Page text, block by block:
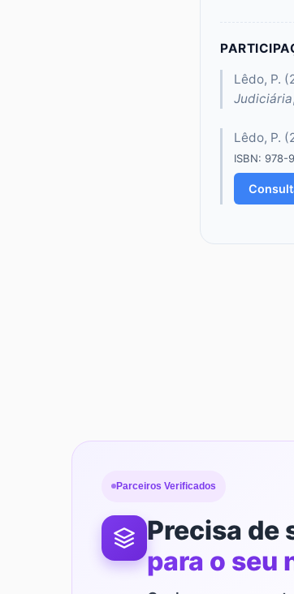
Lêdo, P.
Judiciária
Lêdo, P.
ISBN:
Parceiros Verificados
Precisa de
para o seu